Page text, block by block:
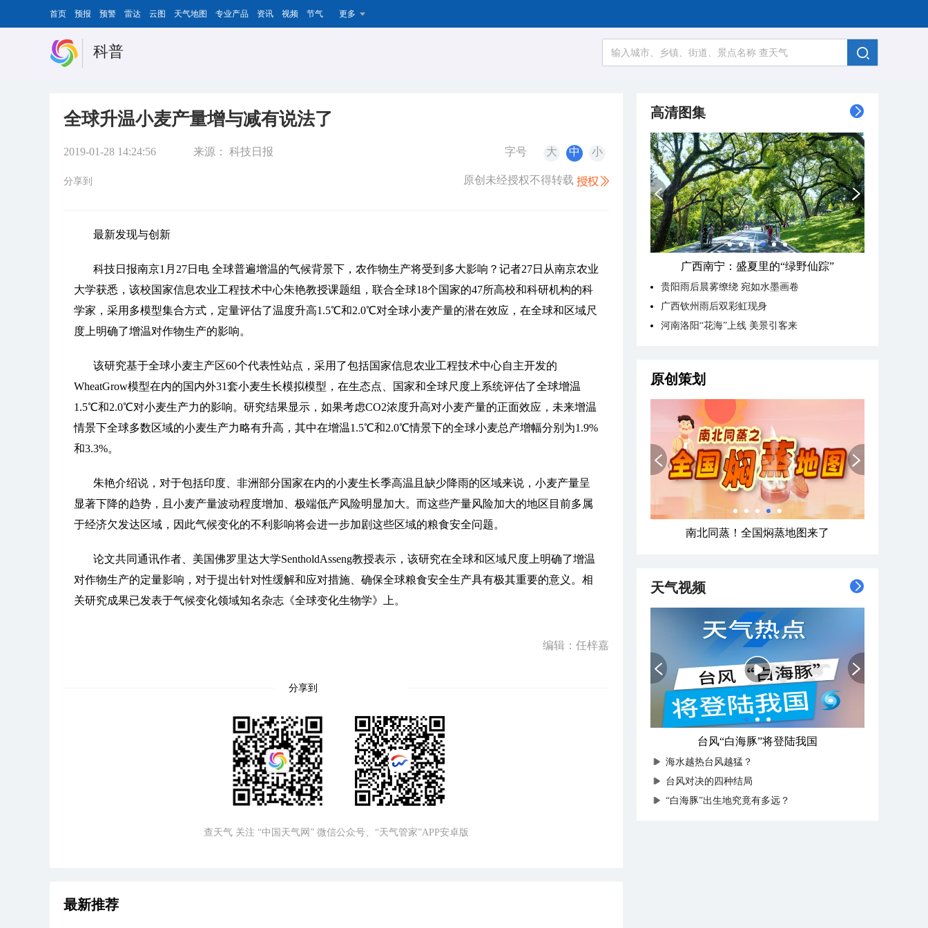
首页 预报 预警 雷达 云图 天气地图 专业产品 资讯 视频 节气 更多
科普
全球升温小麦产量增与减有说法了
2019-01-28 14:24:56 来源： 科技日报 字号 大 中 小
分享到 原创未经授权不得转载
最新发现与创新
科技日报南京1月27日电 全球普遍增温的气候背景下，农作物生产将受到多大影响？记者27日从南京农业
大学获悉，该校国家信息农业工程技术中心朱艳教授课题组，联合全球18个国家的47所高校和科研机构的科
学家，采用多模型集合方式，定量评估了温度升高1.5℃和2.0℃对全球小麦产量的潜在效应，在全球和区域尺
度上明确了增温对作物生产的影响。
该研究基于全球小麦主产区60个代表性站点，采用了包括国家信息农业工程技术中心自主开发的
WheatGrow模型在内的国内外31套小麦生长模拟模型，在生态点、国家和全球尺度上系统评估了全球增温
1.5℃和2.0℃对小麦生产力的影响。研究结果显示，如果考虑CO2浓度升高对小麦产量的正面效应，未来增温
情景下全球多数区域的小麦生产力略有升高，其中在增温1.5℃和2.0℃情景下的全球小麦总产增幅分别为1.9%
和3.3%。
朱艳介绍说，对于包括印度、非洲部分国家在内的小麦生长季高温且缺少降雨的区域来说，小麦产量呈
显著下降的趋势，且小麦产量波动程度增加、极端低产风险明显加大。而这些产量风险加大的地区目前多属
于经济欠发达区域，因此气候变化的不利影响将会进一步加剧这些区域的粮食安全问题。
论文共同通讯作者、美国佛罗里达大学SentholdAsseng教授表示，该研究在全球和区域尺度上明确了增温
对作物生产的定量影响，对于提出针对性缓解和应对措施、确保全球粮食安全生产具有极其重要的意义。相
关研究成果已发表于气候变化领域知名杂志《全球变化生物学》上。
编辑：任梓嘉
分享到
查天气 关注 “中国天气网” 微信公众号、“天气管家”APP安卓版
最新推荐
高清图集
广西南宁：盛夏里的“绿野仙踪”
贵阳雨后晨雾缭绕 宛如水墨画卷
广西钦州雨后双彩虹现身
河南洛阳“花海”上线 美景引客来
原创策划
南北同蒸！全国焖蒸地图来了
天气视频
台风“白海豚”将登陆我国
海水越热台风越猛？
台风对决的四种结局
“白海豚”出生地究竟有多远？